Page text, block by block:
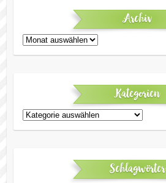
Archiv
Archiv
Kategorien
Kategorien
Schlagwörter